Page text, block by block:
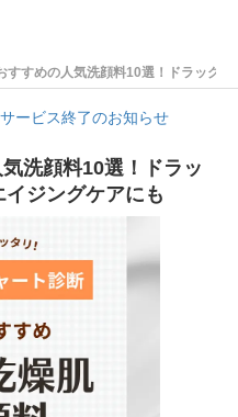
すすめの人気洗顔料10選！ドラッグ
ービス終了のお知らせ
洗顔料10選！ドラッ
ジングケアにも